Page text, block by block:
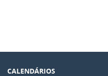
CALENDÁRIOS